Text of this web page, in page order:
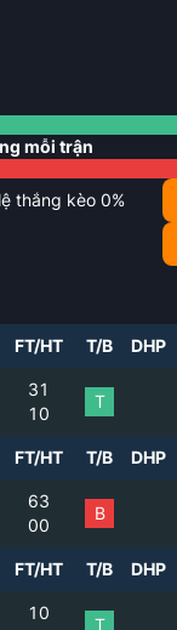
mỗi trận
thắng kèo 0%
FT/HT T/B DHP
3
1
1
0
T
FT/HT T/B DHP
6
0
3
0
B
FT/HT T/B DHP
10
T